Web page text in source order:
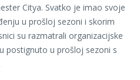
Citya. Svatko je imao svoje
u prošloj sezoni i skorim
su razmatrali organizacijske
postignuto u prošloj sezoni s